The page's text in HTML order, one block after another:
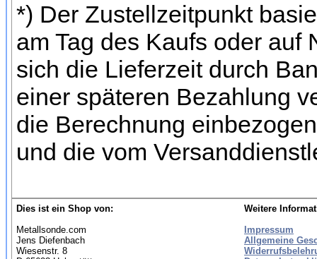
*) Der Zustellzeitpunkt
am Tag des Kaufs oder
sich die Lieferzeit durch
einer späteren Bezahlung
die Berechnung
und die vom
Dies ist ein Shop von:
Metallsonde.com
Jens Diefenbach
Wiesenstr. 8
Weitere
Impressum
Allgemeine